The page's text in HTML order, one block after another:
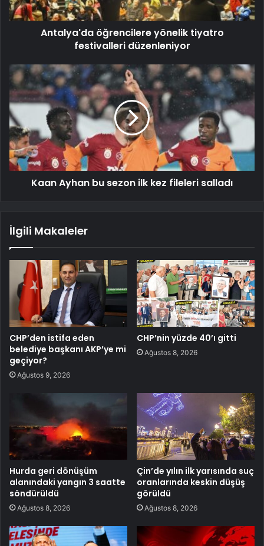
Antalya'da öğrencilere yönelik tiyatro
festivalleri düzenleniyor
Kaan Ayhan bu sezon ilk kez fileleri salladı
İlgili Makaleler
CHP’den istifa eden
belediye başkanı AKP’ye mi
geçiyor?
Ağustos 9, 2026
CHP’nin yüzde 40’ı gitti
Ağustos 8, 2026
Hurda geri dönüşüm
alanındaki yangın 3 saatte
söndürüldü
Ağustos 8, 2026
Çin’de yılın ilk yarısında suç
oranlarında keskin düşüş
görüldü
Ağustos 8, 2026